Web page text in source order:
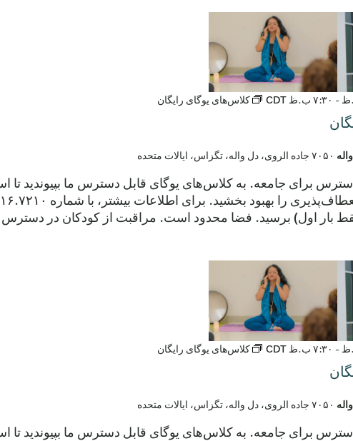
- ۷:۳۰ ب.ظ CDT کلاس‌های یوگای رایگان
۷۰۵۰ جاده الروی، دل واله، تگزاس، ایالات متحده
دسترس برای جامعه. به کلاس‌های یوگای قابل دسترس ما
بار اول) برسید. فضا محدود است. مراقبت از کودکان در
- ۷:۳۰ ب.ظ CDT کلاس‌های یوگای رایگان
۷۰۵۰ جاده الروی، دل واله، تگزاس، ایالات متحده
دسترس برای جامعه. به کلاس‌های یوگای قابل دسترس ما